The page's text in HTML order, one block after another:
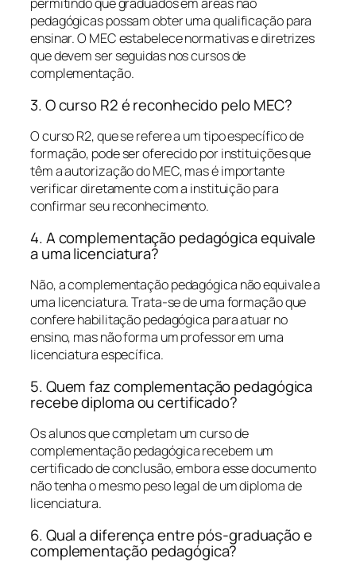
pedagógicas possam obter uma qualificação para
ensinar. O MEC estabelece normativas e diretrizes
que devem ser seguidas nos cursos de
complementação.
3. O curso R2 é reconhecido pelo MEC?
O curso R2, que se refere a um tipo específico de
formação, pode ser oferecido por instituições que
têm a autorização do MEC, mas é importante
verificar diretamente com a instituição para
confirmar seu reconhecimento.
4. A complementação pedagógica equivale
a uma licenciatura?
Não, a complementação pedagógica não equivale a
uma licenciatura. Trata-se de uma formação que
confere habilitação pedagógica para atuar no
ensino, mas não forma um professor em uma
licenciatura específica.
5. Quem faz complementação pedagógica
recebe diploma ou certificado?
Os alunos que completam um curso de
complementação pedagógica recebem um
certificado de conclusão, embora esse documento
não tenha o mesmo peso legal de um diploma de
licenciatura.
6. Qual a diferença entre pós-graduação e
complementação pedagógica?